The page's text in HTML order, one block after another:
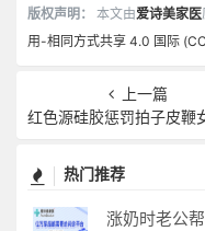
版权声明： 本文由爱诗美家医
用-相同方式共享 4.0 国际
上一篇
红色源硅胶惩罚拍子皮鞭女用性玩具调教皮革鞭子代理加盟
热门推荐
涨奶时老公